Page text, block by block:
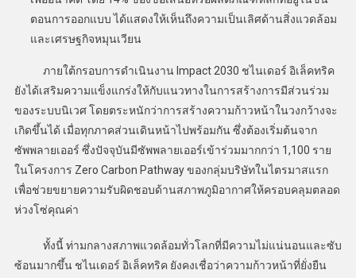
ตอนการออกแบบ ได้แสดงให้เห็นถึงความเป็นเลิศด้านสิ่งแวดล้อม
และเศรษฐกิจหมุนเวียน
ภายใต้กรอบการดำเนินงาน Impact 2030 ชไนเดอร์ อิเล็คทริค
ยังได้เสริมความแข็งแกร่งให้กับแนวทางในการสร้างการมีส่วนร่วม
ของระบบนิเวศ โดยตระหนักว่าการสร้างความก้าวหน้าในวงกว้างจะ
เกิดขึ้นได้ เมื่อทุกภาคส่วนเดินหน้าไปพร้อมกัน ซึ่งต้องเริ่มต้นจาก
ซัพพลายเออร์ ซึ่งปัจจุบันมีซัพพลายเออร์เข้าร่วมมากกว่า 1,100 ราย
ในโครงการ Zero Carbon Pathway ของกลุ่มบริษัทในไตรมาสแรก
เพื่อช่วยขยายความรับผิดชอบด้านสภาพภูมิอากาศให้ครอบคลุมตลอด
ห่วงโซ่คุณค่า
ทั้งนี้ ท่ามกลางสภาพแวดล้อมทั่วโลกที่มีความไม่แน่นอนและซับ
ซ้อนมากขึ้น ชไนเดอร์ อิเล็คทริค ยังคงเชื่อว่าความก้าวหน้าที่ยั่งยืน